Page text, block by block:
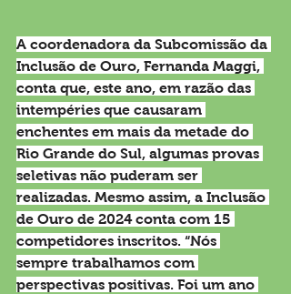
A coordenadora da Subcomissão da
Inclusão de Ouro, Fernanda Maggi,
conta que, este ano, em razão das
intempéries que causaram
enchentes em mais da metade do
Rio Grande do Sul, algumas provas
seletivas não puderam ser
realizadas. Mesmo assim, a Inclusão
de Ouro de 2024 conta com 15
competidores inscritos. “Nós
sempre trabalhamos com
perspectivas positivas. Foi um ano